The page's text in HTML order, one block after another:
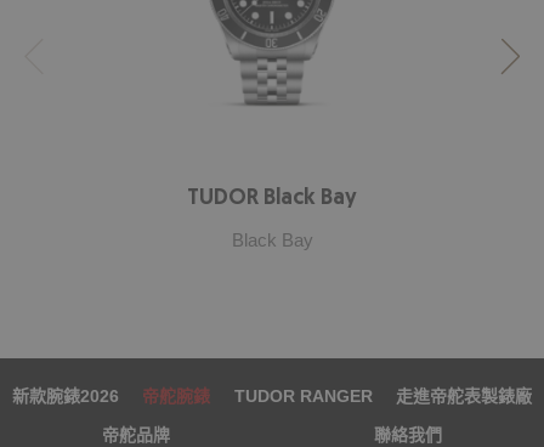
TUDOR Black Bay
Black Bay
新款腕錶2026 帝舵腕錶 TUDOR RANGER
走進帝舵表製錶廠
帝舵品牌
聯絡我們